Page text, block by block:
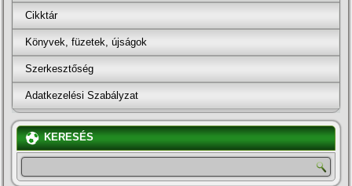
Cikktár
Könyvek, füzetek, újságok
Szerkesztőség
Adatkezelési Szabályzat
KERESÉS